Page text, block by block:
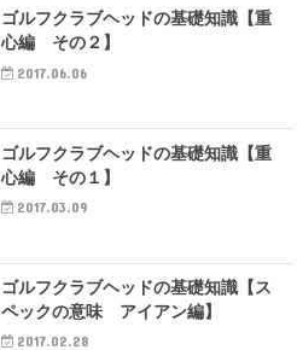
ゴルフクラブヘッドの基礎知識【重
心編 その２】
2017.06.06
ゴルフクラブヘッドの基礎知識【重
心編 その１】
2017.03.09
ゴルフクラブヘッドの基礎知識【ス
ペックの意味 アイアン編】
2017.02.28